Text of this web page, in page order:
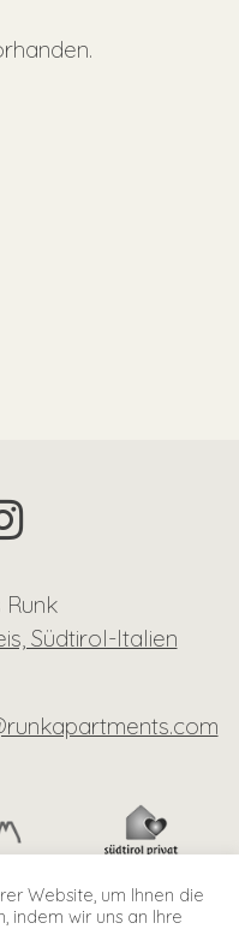
Südtirol-Italien
Website, um Ihnen die
indem wir uns an Ihre